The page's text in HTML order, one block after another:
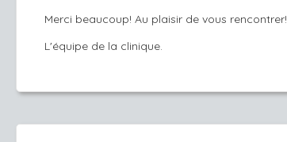
Merci beaucoup! Au plaisir de vous rencontrer!
L'équipe de la clinique.